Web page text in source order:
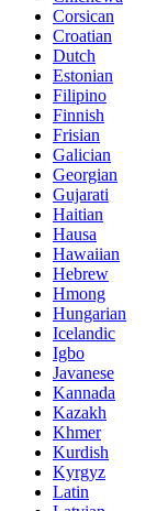
Corsican
Croatian
Dutch
Estonian
Filipino
Finnish
Frisian
Galician
Georgian
Gujarati
Haitian
Hausa
Hawaiian
Hebrew
Hmong
Hungarian
Icelandic
Igbo
Javanese
Kannada
Kazakh
Khmer
Kurdish
Kyrgyz
Latin